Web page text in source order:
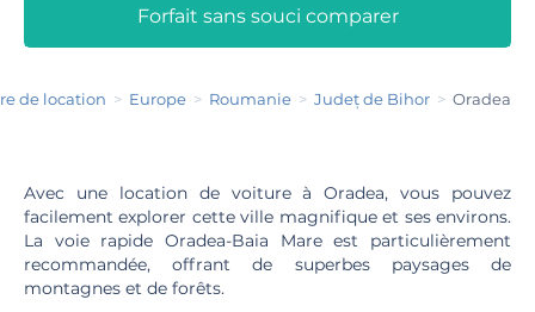
Forfait sans souci comparer
de location Europe Roumanie Județ de Bihor Oradea
Avec une location de voiture à Oradea, vous pouvez
facilement explorer cette ville magnifique et ses environs.
La voie rapide Oradea-Baia Mare est particulièrement
recommandée, offrant de superbes paysages de
montagnes et de forêts.